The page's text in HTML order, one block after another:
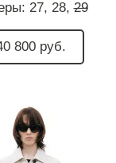
27, 28, 29
800 руб.